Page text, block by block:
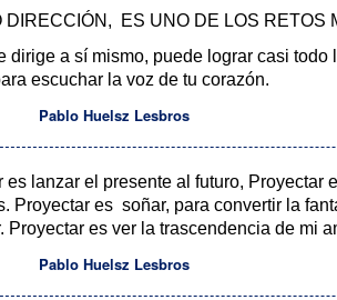
DIRECCIÓN, ES UNO DE LOS RETOS
dirige a sí mismo, puede lograr casi
escuchar la voz de tu corazón.
Pablo Huelsz Lesbros
es lanzar el presente al futuro,
Proyectar es soñar, para convertir la
Proyectar es ver la trascendencia de mi
Pablo Huelsz Lesbros